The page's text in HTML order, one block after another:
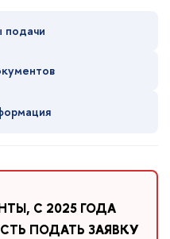
С 2025 ГОДА
ПОДАТЬ ЗАЯВКУ